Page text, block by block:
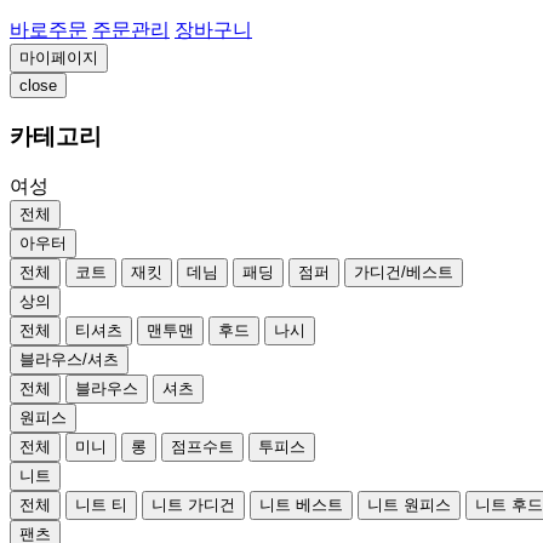
바로주문 주문관리 장바구니
마이페이지
close
카테고리
여성
전체
아우터
전체
코트 재킷 데님 패딩 점퍼
가디건/베스트
상의
전체
티셔츠 맨투맨 후드
나시
블라우스/셔츠
전체
블라우스
셔츠
원피스
전체
미니 롱 점프수트
투피스
니트
전체
니트 티 니트 가디건 니트 베스트 니트 원피스 니트 후
팬츠